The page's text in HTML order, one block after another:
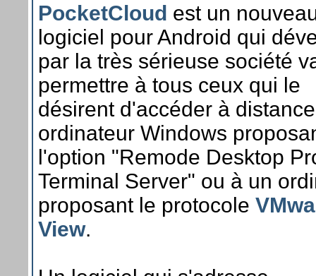
PocketCloud est un
logiciel pour Android qui
par la très sérieuse société
permettre à tous ceux qui le
désirent d'accéder à
ordinateur Windows
l'option "Remode Desktop
Terminal Server" ou à un
proposant le protocole
View.